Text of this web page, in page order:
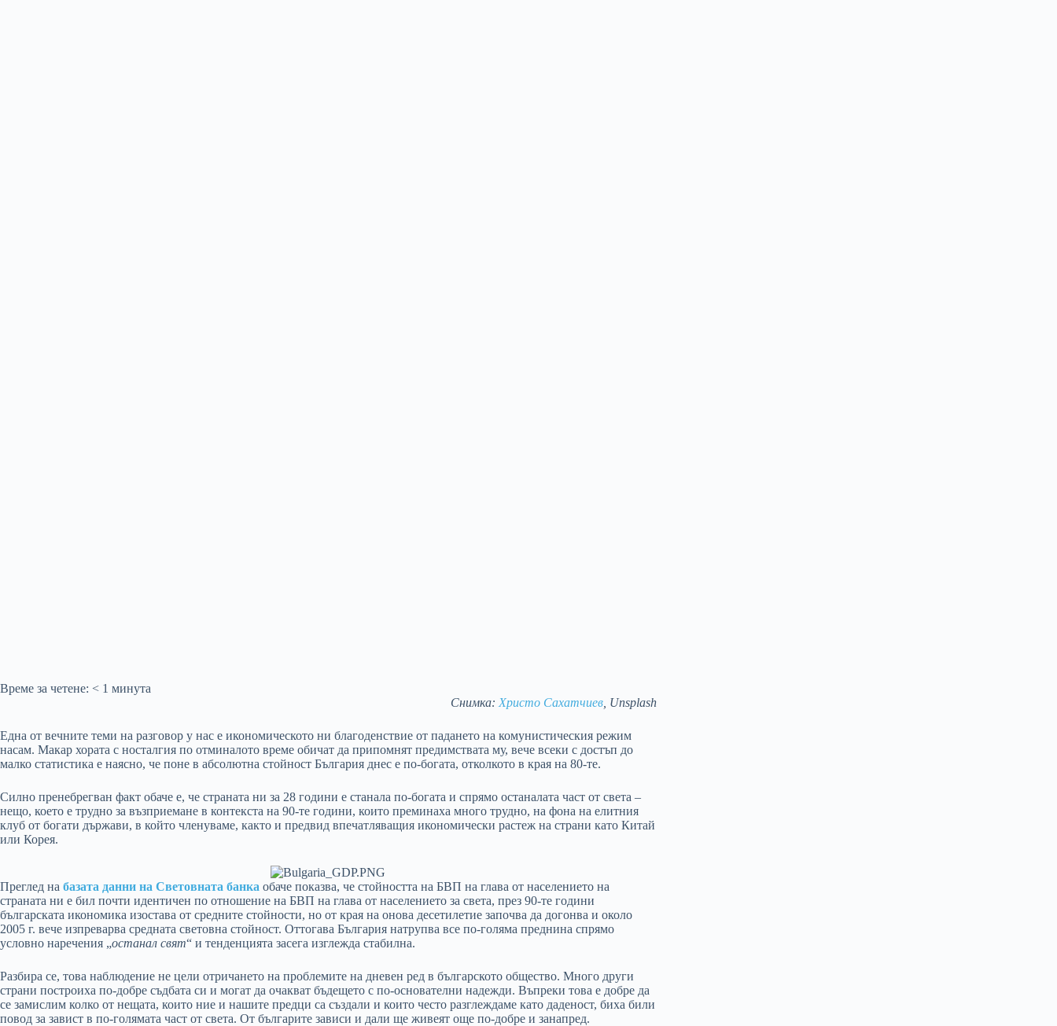
Време за четене: < 1 минута
Снимка: Христо Сахатчиев, Unsplash
Една от вечните теми на разговор у нас е икономическото ни благоденствие от падането на комунистическия режим
насам. Макар хората с носталгия по отминалото време обичат да припомнят предимствата му, вече всеки с достъп до
малко статистика е наясно, че поне в абсолютна стойност България днес е по-богата, отколкото в края на 80-те.
Силно пренебрегван факт обаче е, че страната ни за 28 години е станала по-богата и спрямо останалата част от света –
нещо, което е трудно за възприемане в контекста на 90-те години, които преминаха много трудно, на фона на елитния
клуб от богати държави, в който членуваме, както и предвид впечатляващия икономически растеж на страни като Китай
или Корея.
Преглед на базата данни на Световната банка обаче показва, че стойността на БВП на глава от населението на
страната ни е бил почти идентичен по отношение на БВП на глава от населението за света, през 90-те години
българската икономика изостава от средните стойности, но от края на онова десетилетие започва да догонва и около
2005 г. вече изпреварва средната световна стойност. Оттогава България натрупва все по-голяма преднина спрямо
условно наречения „останал свят“ и тенденцията засега изглежда стабилна.
Разбира се, това наблюдение не цели отричането на проблемите на дневен ред в българското общество. Много други
страни построиха по-добре съдбата си и могат да очакват бъдещето с по-основателни надежди. Въпреки това е добре да
се замислим колко от нещата, които ние и нашите предци са създали и които често разглеждаме като даденост, биха били
повод за завист в по-голямата част от света. От българите зависи и дали ще живеят още по-добре и занапред.